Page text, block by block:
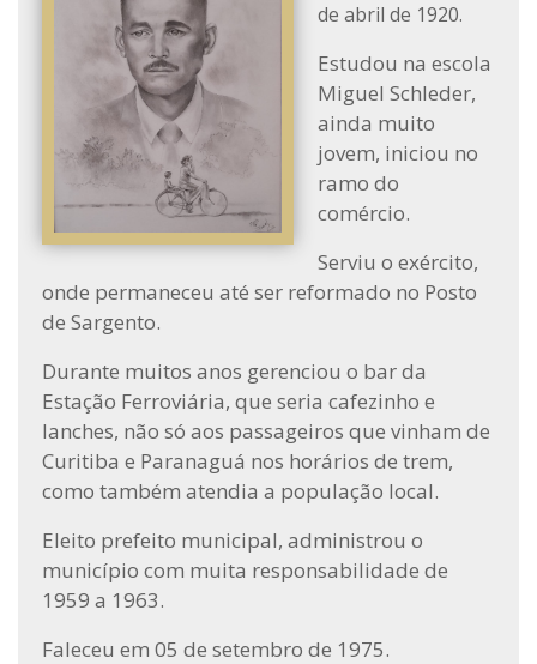
de abril de 1920.
Estudou na escola
Miguel Schleder,
ainda muito
jovem, iniciou no
ramo do
comércio.
Serviu o exército,
onde permaneceu até ser reformado no Posto
de Sargento.
Durante muitos anos gerenciou o bar da
Estação Ferroviária, que seria cafezinho e
lanches, não só aos passageiros que vinham de
Curitiba e Paranaguá nos horários de trem,
como também atendia a população local.
Eleito prefeito municipal, administrou o
município com muita responsabilidade de
1959 a 1963.
Faleceu em 05 de setembro de 1975.